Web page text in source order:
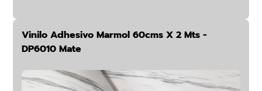
Vinilo Adhesivo Marmol 60cms X 2 Mts -
DP6010 Mate